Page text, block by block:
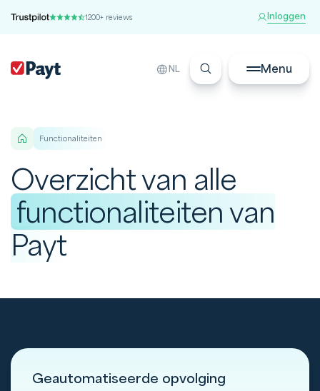
1200+ reviews Inloggen
NL Menu
functionaliteiten
Overzicht van alle
functionaliteiten van
Payt
Geautomatiseerde opvolging